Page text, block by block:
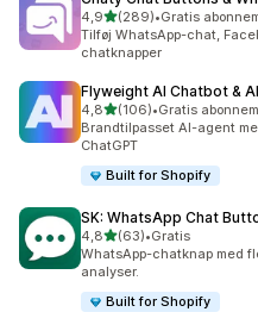
4,9ud af 5 stjerner
(289)
289 anmeldelser i alt
•Gratis
Tilføj WhatsApp-chat,
chatknapper
Flyweight AI Chatbot &
4,8ud af 5 stjerner
(106)
106 anmeldelser i alt
•Gratis
Brandtilpasset AI-agent
ChatGPT
Built for Shopify
SK: WhatsApp Chat
4,8ud af 5 stjerner
(63)
63 anmeldelser i alt
•Gratis
WhatsApp-chatknap med
analyser.
Built for Shopify